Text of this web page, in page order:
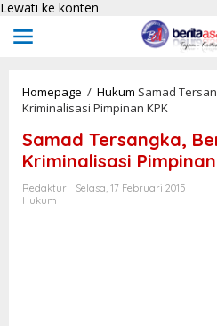
Lewati ke konten
Homepage / Hukum Samad
Kriminalisasi Pimpinan KPK
Samad Tersangka,
Kriminalisasi Pimpinan
Redaktur
Selasa, 17 Februari 2015
Hukum